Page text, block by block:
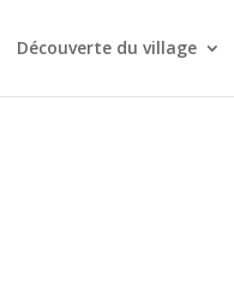
Découverte du village